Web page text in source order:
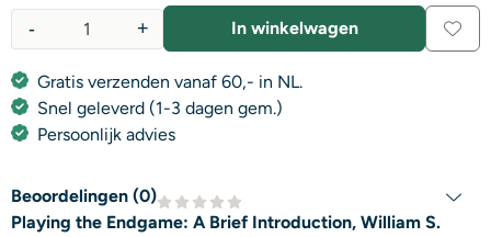
+
- In winkelwagen
Gratis verzenden vanaf 60,- in NL.
Snel geleverd (1-3 dagen gem.)
Persoonlijk advies
Beoordelingen (0)
Playing the Endgame: A Brief Introduction, William S.